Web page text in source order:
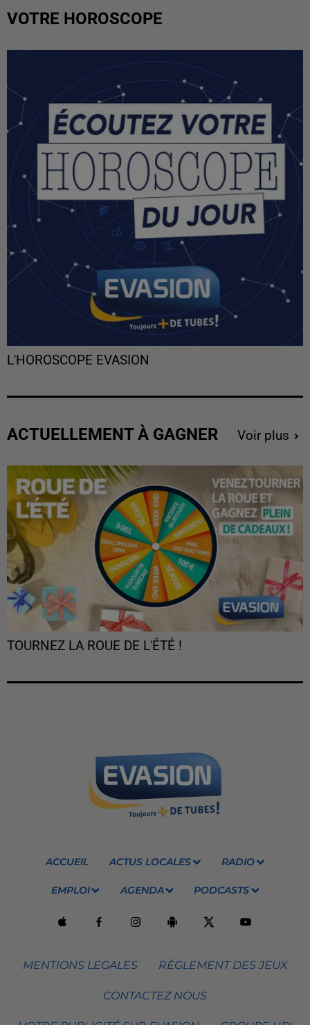
VOTRE HOROSCOPE
L'HOROSCOPE EVASION
ACTUELLEMENT À GAGNER Voir plus
TOURNEZ LA ROUE DE L'ÉTÉ !
ACCUEIL ACTUS LOCALES RADIO
EMPLOI AGENDA PODCASTS
MENTIONS LEGALES RÈGLEMENT DES JEUX
CONTACTEZ NOUS